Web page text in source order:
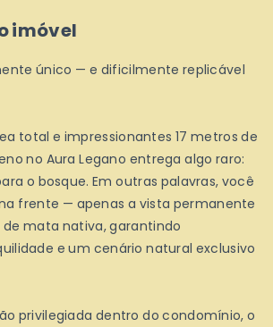
imóvel
único — e dificilmente replicável
total e impressionantes 17 metros de
no Aura Legano entrega algo raro:
o bosque. Em outras palavras, você
frente — apenas a vista permanente
mata nativa, garantindo
e um cenário natural exclusivo
privilegiada dentro do condomínio, o